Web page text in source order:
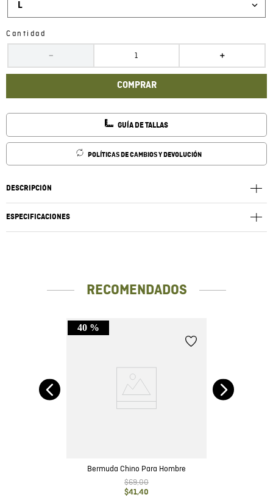
L
Cantidad
＋
－
COMPRAR
GUÍA DE TALLAS
POLÍTICAS DE CAMBIOS Y DEVOLUCIÓN
DESCRIPCIÓN
ESPECIFICACIONES
RECOMENDADOS
40 %
Bermuda Chino Para Hombre
$69,00
$41,40